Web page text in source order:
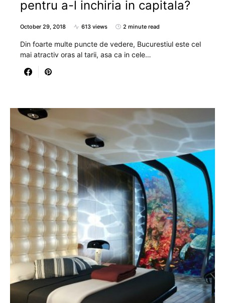
pentru a-l inchiria in capitala?
October 29, 2018 613 views 2 minute read
Din foarte multe puncte de vedere, Bucurestiul este cel
mai atractiv oras al tarii, asa ca in cele…